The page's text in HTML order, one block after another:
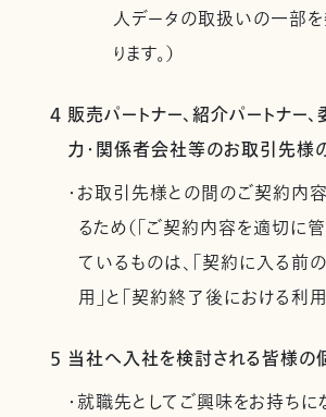
人データの取扱いの一部
ります。）
4 販売パートナー、紹介パートナー
力・関係者会社等のお取引先様
・お取引先様との間のご契約内
るため（「ご契約内容を適切に
ているものは、「契約に入る前
用」と「契約終了後における利用
5 当社へ入社を検討される皆様の
・就職先としてご興味をお持ち